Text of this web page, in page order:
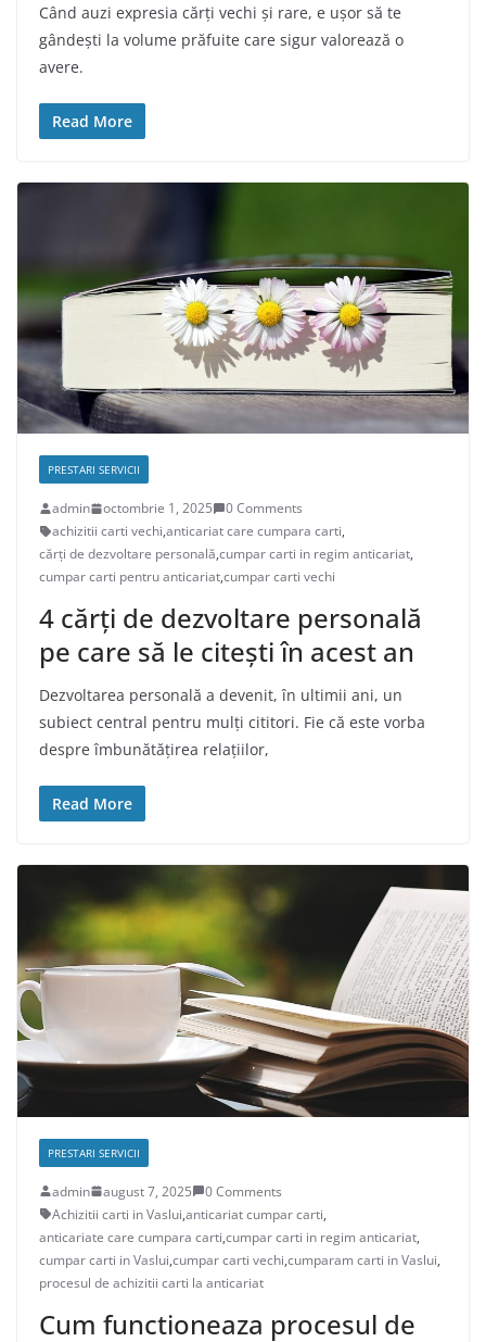
Când auzi expresia cărți vechi și rare, e ușor să te
gândești la volume prăfuite care sigur valorează o
avere.
Read More
PRESTARI SERVICII
admin octombrie 1, 2025
0 Comments
achizitii carti vechi,anticariat care cumpara carti,
cărţi de dezvoltare personală,cumpar carti in regim anticariat,
cumpar carti pentru anticariat,cumpar carti vechi
4 cărţi de dezvoltare personală
pe care să le citeşti în acest an
Dezvoltarea personală a devenit, în ultimii ani, un
subiect central pentru mulți cititori. Fie că este vorba
despre îmbunătățirea relațiilor,
Read More
PRESTARI SERVICII
admin august 7, 2025
0 Comments
Achizitii carti in Vaslui,anticariat cumpar carti,
anticariate care cumpara carti,cumpar carti in regim anticariat,
cumpar carti in Vaslui,cumpar carti vechi,cumparam carti in Vaslui,
procesul de achizitii carti la anticariat
Cum functioneaza procesul de